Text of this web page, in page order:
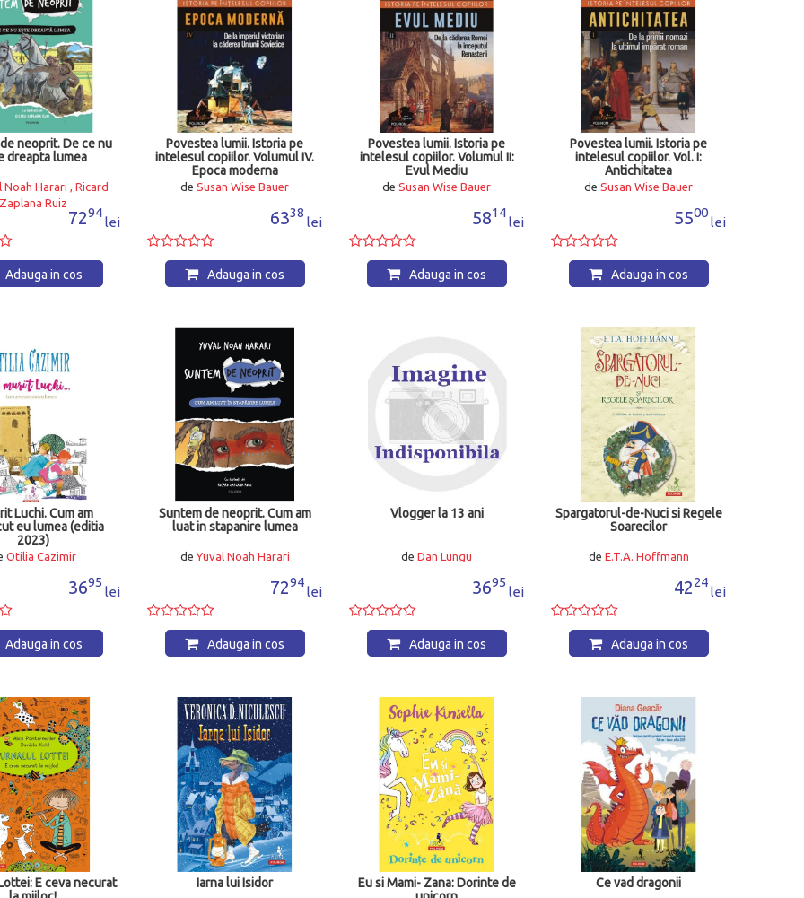
neoprit. De ce nu
dreapta lumea
Noah Harari , Ricard
Zaplana Ruiz
7294
lei
Adauga in cos
Povestea lumii. Istoria pe
intelesul copiilor. Volumul IV.
Epoca moderna
de Susan Wise Bauer
6338
lei
Adauga in cos
Povestea lumii. Istoria pe
intelesul copiilor. Volumul II:
Evul Mediu
de Susan Wise Bauer
5814
lei
Adauga in cos
Povestea lumii. Istoria pe
intelesul copiilor. Vol. I:
Antichitatea
de Susan Wise Bauer
5500
lei
Adauga in cos
Luchi. Cum am
eu lumea (editia
2023)
Otilia Cazimir
3695
lei
Adauga in cos
Suntem de neoprit. Cum am
luat in stapanire lumea
deYuval Noah Harari
7294
lei
Adauga in cos
Vlogger la 13 ani
de Dan Lungu
3695
lei
Adauga in cos
Spargatorul-de-Nuci si Regele
Soarecilor
de E.T.A. Hoffmann
4224
lei
Adauga in cos
E ceva necurat
Iarna lui Isidor
Eu si Mami- Zana: Dorinte de
Ce vad dragonii